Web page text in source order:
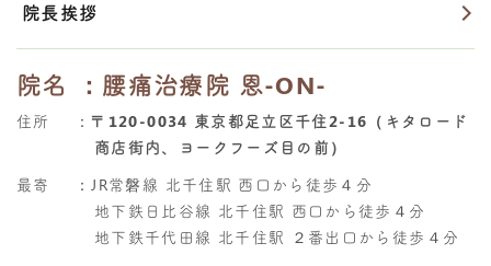
院長挨拶
院名 ：腰痛治療院 恩-ON-
住所 ： 〒120-0034 東京都足立区千住2-16（キタロード
商店街内、ヨークフーズ目の前）
最寄
：JR常磐線 北千住駅 西口から徒歩４分
地下鉄日比谷線 北千住駅 西口から徒歩４分
地下鉄千代田線 北千住駅 ２番出口から徒歩４分